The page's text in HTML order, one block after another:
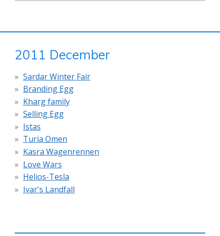
2011 December
Sardar Winter Fair
Branding Egg
Kharg family
Selling Egg
Istas
Turia Omen
Kasra Wagenrennen
Love Wars
Helios-Tesla
Ivar's Landfall